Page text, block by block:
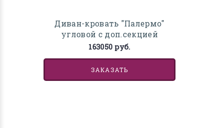
Диван-кровать "Палермо"
угловой с доп.секцией
163050 руб.
ЗАКАЗАТЬ